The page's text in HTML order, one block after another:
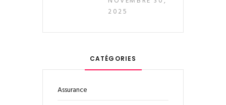
2025
CATÉGORIES
Assurance